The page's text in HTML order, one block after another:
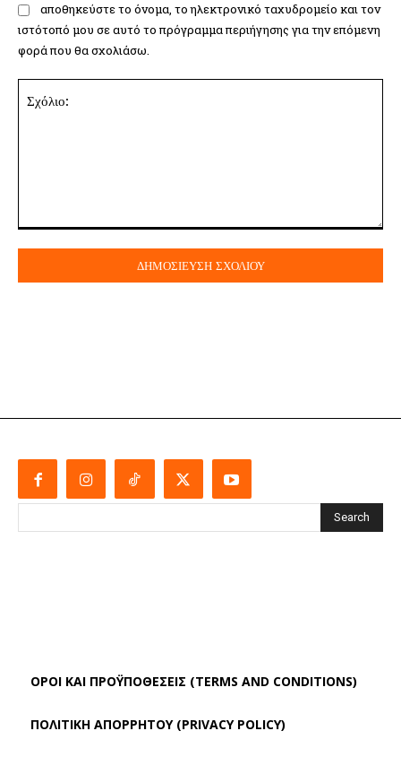
αποθηκεύστε το όνομα, το ηλεκτρονικό ταχυδρομείο και τον
ιστότοπό μου σε αυτό το πρόγραμμα περιήγησης για την επόμενη
φορά που θα σχολιάσω.
Search
ΌΡΟΙ ΚΑΙ ΠΡΟΫΠΟΘΈΣΕΙΣ (TERMS AND CONDITIONS)
ΠΟΛΙΤΙΚΗ ΑΠΟΡΡΗΤΟΥ (PRIVACY POLICY)